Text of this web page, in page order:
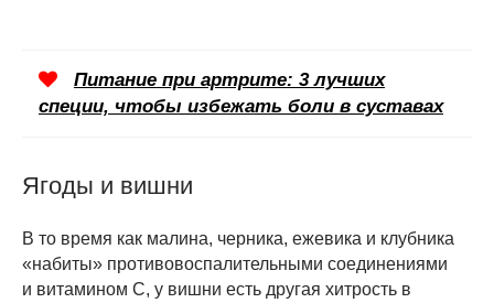
Питание при артрите: 3 лучших
специи, чтобы избежать боли в суставах
Ягоды и вишни
В то время как малина, черника, ежевика и клубника
«набиты» противовоспалительными соединениями
и витамином С, у вишни есть другая хитрость в